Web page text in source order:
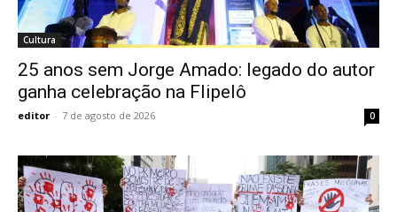
Cultura
25 anos sem Jorge Amado: legado do autor
ganha celebração na Flipelô
editor - 7 de agosto de 2026 0